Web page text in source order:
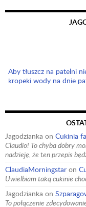
Aby tłuszcz na patelni
kropeki wody na dnie
Jagodzianka on Cukinia
Claudio! To chyba dobry
nadzieję, że ten przepis
ClaudiaMorningstar on
Uwielbiam taką cukinie
Jagodzianka on
To połączenie